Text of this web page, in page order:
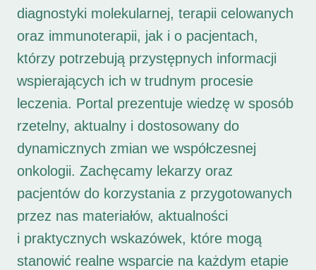
diagnostyki molekularnej, terapii celowanych
oraz immunoterapii, jak i o pacjentach,
którzy potrzebują przystępnych informacji
wspierających ich w trudnym procesie
leczenia. Portal prezentuje wiedzę w sposób
rzetelny, aktualny i dostosowany do
dynamicznych zmian we współczesnej
onkologii. Zachęcamy lekarzy oraz
pacjentów do korzystania z przygotowanych
przez nas materiałów, aktualności
i praktycznych wskazówek, które mogą
stanowić realne wsparcie na każdym etapie